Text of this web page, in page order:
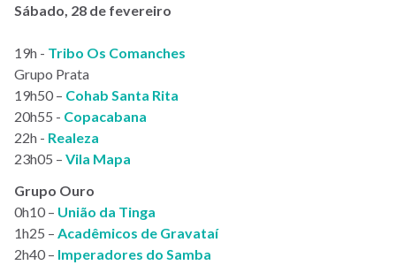
Sábado, 28 de fevereiro
19h - Tribo Os Comanches
Grupo Prata
19h50 – Cohab Santa Rita
20h55 - Copacabana
22h - Realeza
23h05 – Vila Mapa
Grupo Ouro
0h10 – União da Tinga
1h25 – Acadêmicos de Gravataí
2h40 – Imperadores do Samba